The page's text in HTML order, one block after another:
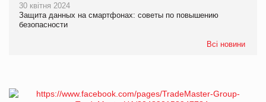
30 квітня 2024
Защита данных на смартфонах: советы по повышению
безопасности
Всі новини